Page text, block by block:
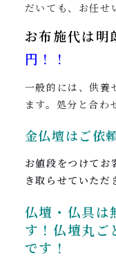
だいても、お任せ
お布施代は明
円！！
一般的には、供養
ます。処分と合わ
金仏壇はご依
お値段をつけてお
き取らせていただ
仏壇・仏具は
す！仏壇丸ご
です！